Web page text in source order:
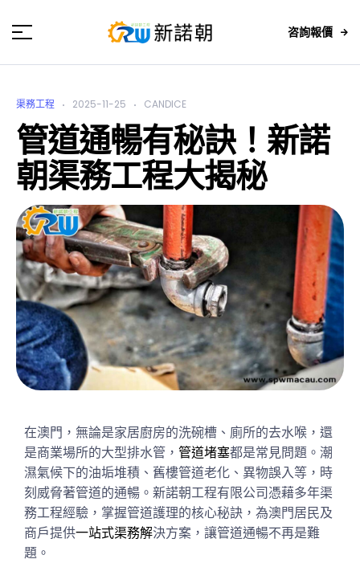
咨詢報價
渠務工程 2025-11-25 CANDICE
管道通暢有秘訣！新諾
朝渠務工程大揭秘
在澳門，無論是家居廚房的洗碗槽、廁所的去水喉，還
是商業場所的大型排水管， 管道堵塞都是常見問題。潮
濕氣候下的油垢堆積、舊樓管道老化、異物誤入等，時
刻威脅著管道的通暢。新諾朝工程有限公司憑藉多年渠
務工程經驗，掌握管道護理的核心秘訣，為澳門居民及
商戶提供一站式渠務解決方案，讓管道通暢不再是難
題。